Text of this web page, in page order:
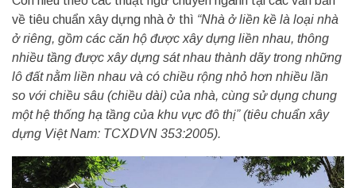
về tiêu chuẩn xây dựng nhà ở thì “Nhà ở liền kề là loại nhà
ở riêng, gồm các căn hộ được xây dựng liền nhau, thông
nhiều tầng được xây dựng sát nhau thành dãy trong những
lô đất nằm liền nhau và có chiều rộng nhỏ hơn nhiều lần
so với chiều sâu (chiều dài) của nhà, cùng sử dụng chung
một hệ thống hạ tầng của khu vực đô thị” (tiêu chuẩn xây
dựng Việt Nam: TCXDVN 353:2005).